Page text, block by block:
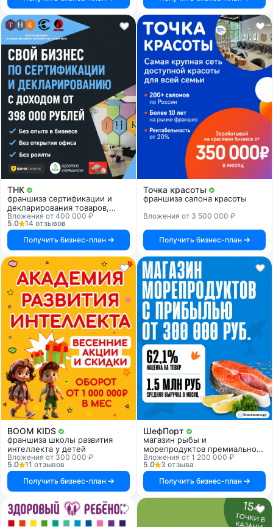
ТНК
франшиза сертификации и
декларирования товаров,
продукции и услуг
Вложения от 400 000 ₽
5.0
14 отзывов
Получить бизнес-план
Точка красоты
франшиза салона красоты
Вложения от 3 500 000 ₽
Получить бизнес-план
BOOM KIDS
франшиза школы развития
интеллекта у детей
Вложения от 300 000 ₽
5.0
11 отзывов
Получить бизнес-план
ШефПорт
магазин рыбы и
морепродуктов премиального
качества
Вложения от 1 200 000 ₽
5.0
3 отзыва
Получить бизнес-план